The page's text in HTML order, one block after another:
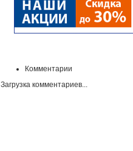
Комментарии
Загрузка комментариев...